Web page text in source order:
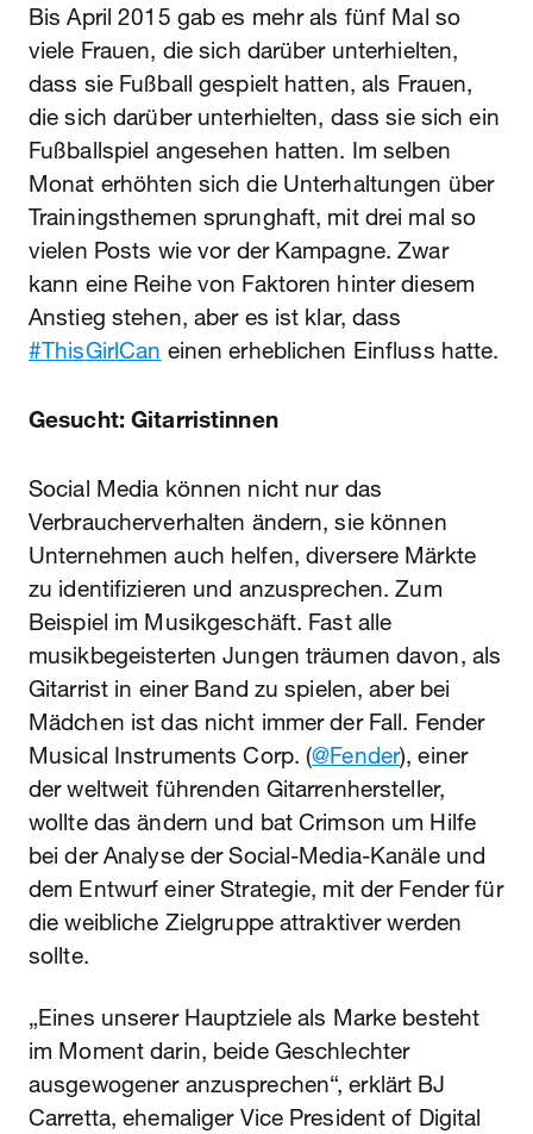
Bis April 2015 gab es mehr als fünf Mal so
viele Frauen, die sich darüber unterhielten,
dass sie Fußball gespielt hatten, als Frauen,
die sich darüber unterhielten, dass sie sich ein
Fußballspiel angesehen hatten. Im selben
Monat erhöhten sich die Unterhaltungen über
Trainingsthemen sprunghaft, mit drei mal so
vielen Posts wie vor der Kampagne. Zwar
kann eine Reihe von Faktoren hinter diesem
Anstieg stehen, aber es ist klar, dass
#ThisGirlCan einen erheblichen Einfluss hatte.
Gesucht: Gitarristinnen
Social Media können nicht nur das
Verbraucherverhalten ändern, sie können
Unternehmen auch helfen, diversere Märkte
zu identifizieren und anzusprechen. Zum
Beispiel im Musikgeschäft. Fast alle
musikbegeisterten Jungen träumen davon, als
Gitarrist in einer Band zu spielen, aber bei
Mädchen ist das nicht immer der Fall. Fender
Musical Instruments Corp. (@Fender), einer
der weltweit führenden Gitarrenhersteller,
wollte das ändern und bat Crimson um Hilfe
bei der Analyse der Social-Media-Kanäle und
dem Entwurf einer Strategie, mit der Fender für
die weibliche Zielgruppe attraktiver werden
sollte.
„Eines unserer Hauptziele als Marke besteht
im Moment darin, beide Geschlechter
ausgewogener anzusprechen“, erklärt BJ
Carretta, ehemaliger Vice President of Digital